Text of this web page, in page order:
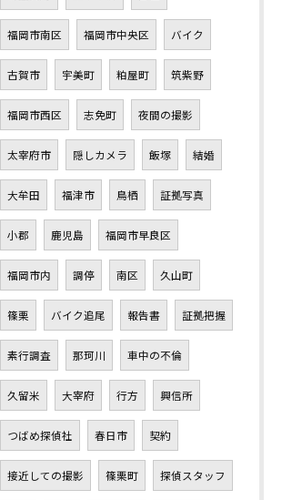
福岡市南区 福岡市中央区 バイク
古賀市 宇美町 粕屋町 筑紫野
福岡市西区 志免町 夜間の撮影
太宰府市 隠しカメラ 飯塚 結婚
大牟田 福津市 鳥栖 証拠写真
小郡 鹿児島 福岡市早良区
福岡市内 調停 南区 久山町
篠栗 バイク追尾 報告書 証拠把握
素行調査 那珂川 車中の不倫
久留米 大宰府 行方 興信所
つばめ探偵社 春日市 契約
接近しての撮影 篠栗町 探偵スタッフ